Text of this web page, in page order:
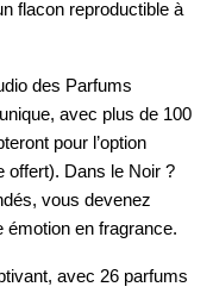
flacon reproductible à
des Parfums
avec plus de 100
pour l’option
offert). Dans le Noir ?
vous devenez
émotion en fragrance.
avec 26 parfums